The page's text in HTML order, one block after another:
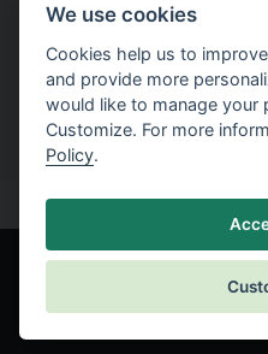
Step by steps
to solve a
We use cookies
Cookies help us to
and provide more
would like to manage your
Customize. For more
Policy.